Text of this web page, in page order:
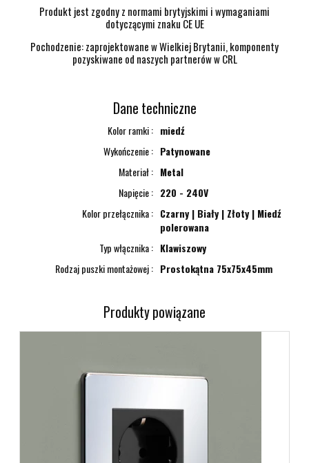
Produkt jest zgodny z normami brytyjskimi i wymaganiami
dotyczącymi znaku CE UE
Pochodzenie: zaprojektowane w Wielkiej Brytanii, komponenty
pozyskiwane od naszych partnerów w CRL
Dane techniczne
Kolor ramki
miedź
Wykończenie
Patynowane
Materiał
Metal
Napięcie
220 - 240V
Kolor przełącznika
Czarny | Biały | Złoty | Miedź
polerowana
Typ włącznika
Klawiszowy
Rodzaj puszki montażowej
Prostokątna 75x75x45mm
Produkty powiązane